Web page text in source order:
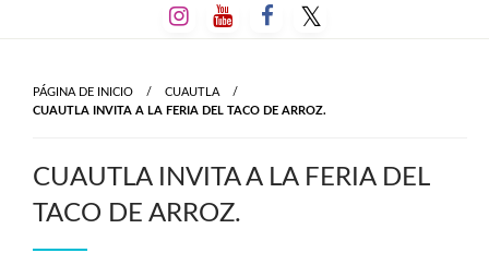
al
PÁGINA DE INICIO
CUAUTLA
CUAUTLA INVITA A LA FERIA DEL TACO DE ARROZ.
CUAUTLA INVITA A LA FERIA DEL
TACO DE ARROZ.